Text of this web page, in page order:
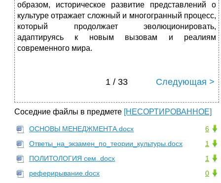
образом, историческое развитие представлений о
культуре отражает сложный и многогранный процесс,
который продолжает эволюционировать,
адаптируясь к новым вызовам и реалиям
современного мира.
1 / 33 Следующая >
Соседние файлы в предмете [НЕСОРТИРОВАННОЕ]
6
ОСНОВЫ МЕНЕДЖМЕНТА.docx
1
Ответы_на_экзамен_по_теории_культуры.docx
1
ПОЛИТОЛОГИЯ сем..docx
0
реферирывание.docx